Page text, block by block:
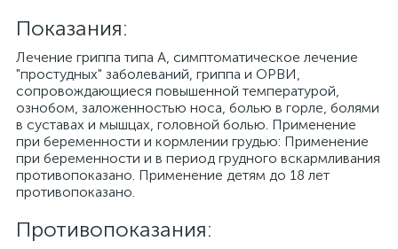
Показания:
Лечение гриппа типа А, симптоматическое лечение
"простудных" заболеваний, гриппа и ОРВИ,
сопровождающиеся повышенной температурой,
ознобом, заложенностью носа, болью в горле, болями
в суставах и мышцах, головной болью. Применение
при беременности и кормлении грудью: Применение
при беременности и в период грудного вскармливания
противопоказано. Применение детям до 18 лет
противопоказано.
Противопоказания: